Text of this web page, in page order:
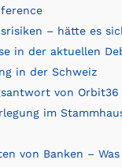
– hätte es
in der aktuellen
in der Schweiz
von Orbit36
im
von Banken –